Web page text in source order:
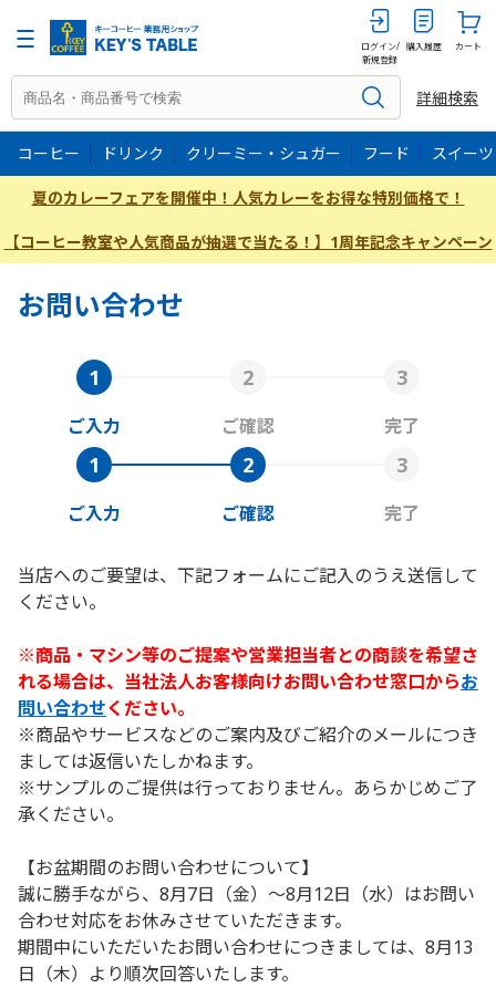
ログイン/
新規登録
購入履歴 カート
詳細検索
コーヒー ドリンク クリーミー・シュガー フード スイーツ
夏のカレーフェアを開催中！人気カレーをお得な特別価格で！
【コーヒー教室や人気商品が抽選で当たる！】1周年記念キャンペーン
お問い合わせ
ご入力 ご確認 完了
ご入力 ご確認 完了
当店へのご要望は、下記フォームにご記入のうえ送信して
ください。
※商品・マシン等のご提案や営業担当者との商談を希望さ
れる場合は、当社法人お客様向けお問い合わせ窓口からお
問い合わせください。
※商品やサービスなどのご案内及びご紹介のメールにつき
ましては返信いたしかねます。
※サンプルのご提供は行っておりません。あらかじめご了
承ください。
【お盆期間のお問い合わせについて】
誠に勝手ながら、8月7日（金）～8月12日（水）はお問い
合わせ対応をお休みさせていただきます。
期間中にいただいたお問い合わせにつきましては、8月13
日（木）より順次回答いたします。